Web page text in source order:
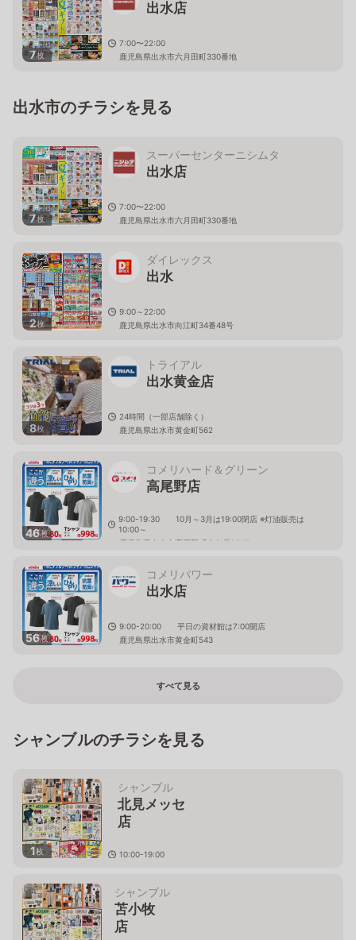
7枚
出水店
7:00〜22:00
鹿児島県出水市六月田町330番地
出水市のチラシを見る
7枚
スーパーセンターニシムタ
出水店
7:00〜22:00
鹿児島県出水市六月田町330番地
2枚
ダイレックス
出水
9:00～22:00
鹿児島県出水市向江町34番48号
8枚
トライアル
出水黄金店
24時間（一部店舗除く）
鹿児島県出水市黄金町562
46枚
コメリハード＆グリーン
高尾野店
9:00-19:30 10月～3月は19:00閉店 ※灯油販売は
10:00～
鹿児島県出水市高尾野町大久保2627
56枚
コメリパワー
出水店
9:00-20:00 平日の資材館は7:00開店
鹿児島県出水市黄金町543
すべて見る
シャンブルのチラシを見る
1枚
シャンブル
北見メッセ
店
10:00-19:00
シャンブル
苫小牧
店